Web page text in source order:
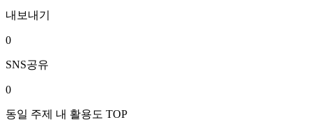
내보내기
0
SNS공유
0
동일 주제 내 활용도 TOP